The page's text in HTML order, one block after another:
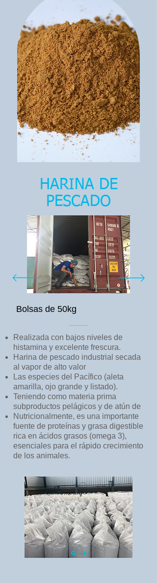
HARINA DE
PESCADO
Bolsas de 50kg
Realizada con bajos niveles de
histamina y excelente frescura.
Harina de pescado industrial secada
al vapor de alto valor
Las especies del Pacífico (aleta
amarilla, ojo grande y listado).
Teniendo como materia prima
subproductos pelágicos y de atún de
Nutricionalmente, es una importante
fuente de proteínas y grasa digestible
rica en ácidos grasos (omega 3),
esenciales para el rápido crecimiento
de los animales.